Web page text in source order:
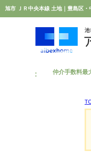
旭市 ＪＲ中央本線 土地｜豊島区
仲介手数料最